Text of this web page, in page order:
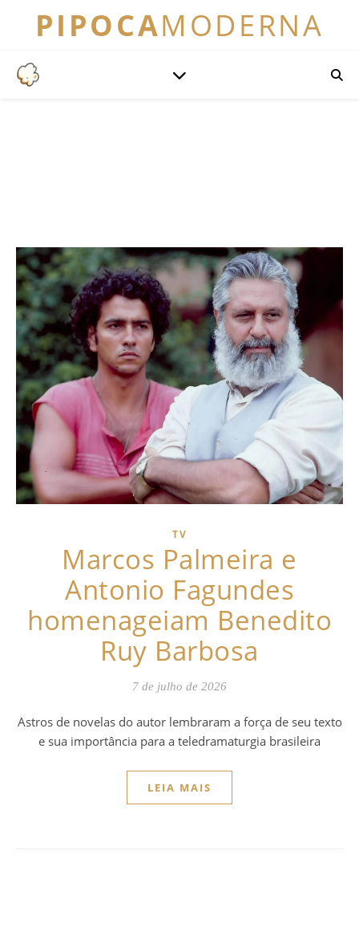
PIPOCAMODERNA
TV
Marcos Palmeira e
Antonio Fagundes
homenageiam Benedito
Ruy Barbosa
7 de julho de 2026
Astros de novelas do autor lembraram a força de seu texto
e sua importância para a teledramaturgia brasileira
LEIA MAIS